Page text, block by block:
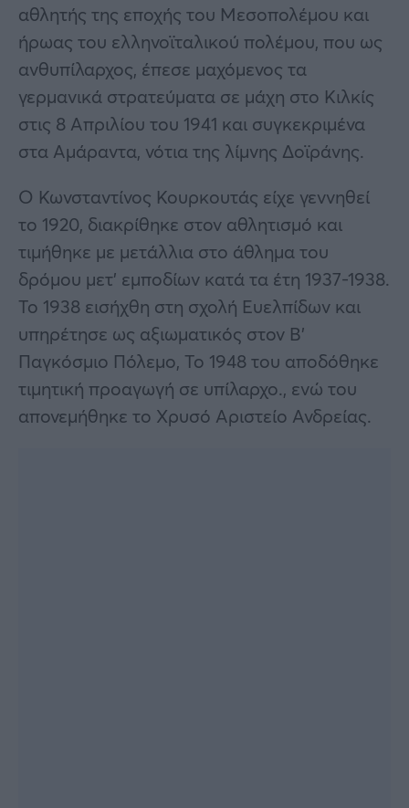
αθλητής της εποχής του Μεσοπολέμου και
ήρωας του ελληνοϊταλικού πολέμου, που ως
ανθυπίλαρχος, έπεσε μαχόμενος τα
γερμανικά στρατεύματα σε μάχη στο Κιλκίς
στις 8 Απριλίου του 1941 και συγκεκριμένα
στα Αμάραντα, νότια της λίμνης Δοϊράνης.
Ο Κωνσταντίνος Κουρκουτάς είχε γεννηθεί
το 1920, διακρίθηκε στον αθλητισμό και
τιμήθηκε με μετάλλια στο άθλημα του
δρόμου μετ’ εμποδίων κατά τα έτη 1937-1938.
Το 1938 εισήχθη στη σχολή Ευελπίδων και
υπηρέτησε ως αξιωματικός στον Β’
Παγκόσμιο Πόλεμο, Το 1948 του αποδόθηκε
τιμητική προαγωγή σε υπίλαρχο., ενώ του
απονεμήθηκε το Χρυσό Αριστείο Ανδρείας.